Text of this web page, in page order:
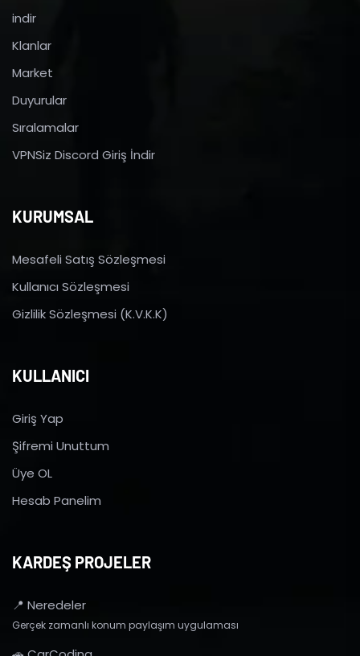
indir
Klanlar
Market
Duyurular
Sıralamalar
VPNSiz Discord Giriş İndir
KURUMSAL
Mesafeli Satış Sözleşmesi
Kullanıcı Sözleşmesi
Gizlilik Sözleşmesi (K.V.K.K)
KULLANICI
Giriş Yap
Şifremi Unuttum
Üye OL
Hesab Panelim
KARDEŞ PROJELER
📍 Neredeler
Gerçek zamanlı konum paylaşım uygulaması